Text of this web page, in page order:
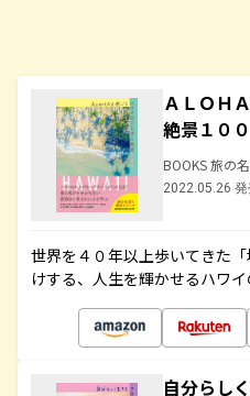
ＡＬＯＨ
絶景１００
BOOKS 旅の
2022.05.26
世界を４０年以上歩いてきた
けする、人生を輝かせるハワ
自分らし